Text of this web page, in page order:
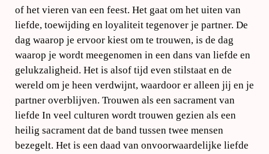
of het vieren van een feest. Het gaat om het uiten van
liefde, toewijding en loyaliteit tegenover je partner. De
dag waarop je ervoor kiest om te trouwen, is de dag
waarop je wordt meegenomen in een dans van liefde en
gelukzaligheid. Het is alsof tijd even stilstaat en de
wereld om je heen verdwijnt, waardoor er alleen jij en je
partner overblijven. Trouwen als een sacrament van
liefde In veel culturen wordt trouwen gezien als een
heilig sacrament dat de band tussen twee mensen
bezegelt. Het is een daad van onvoorwaardelijke liefde